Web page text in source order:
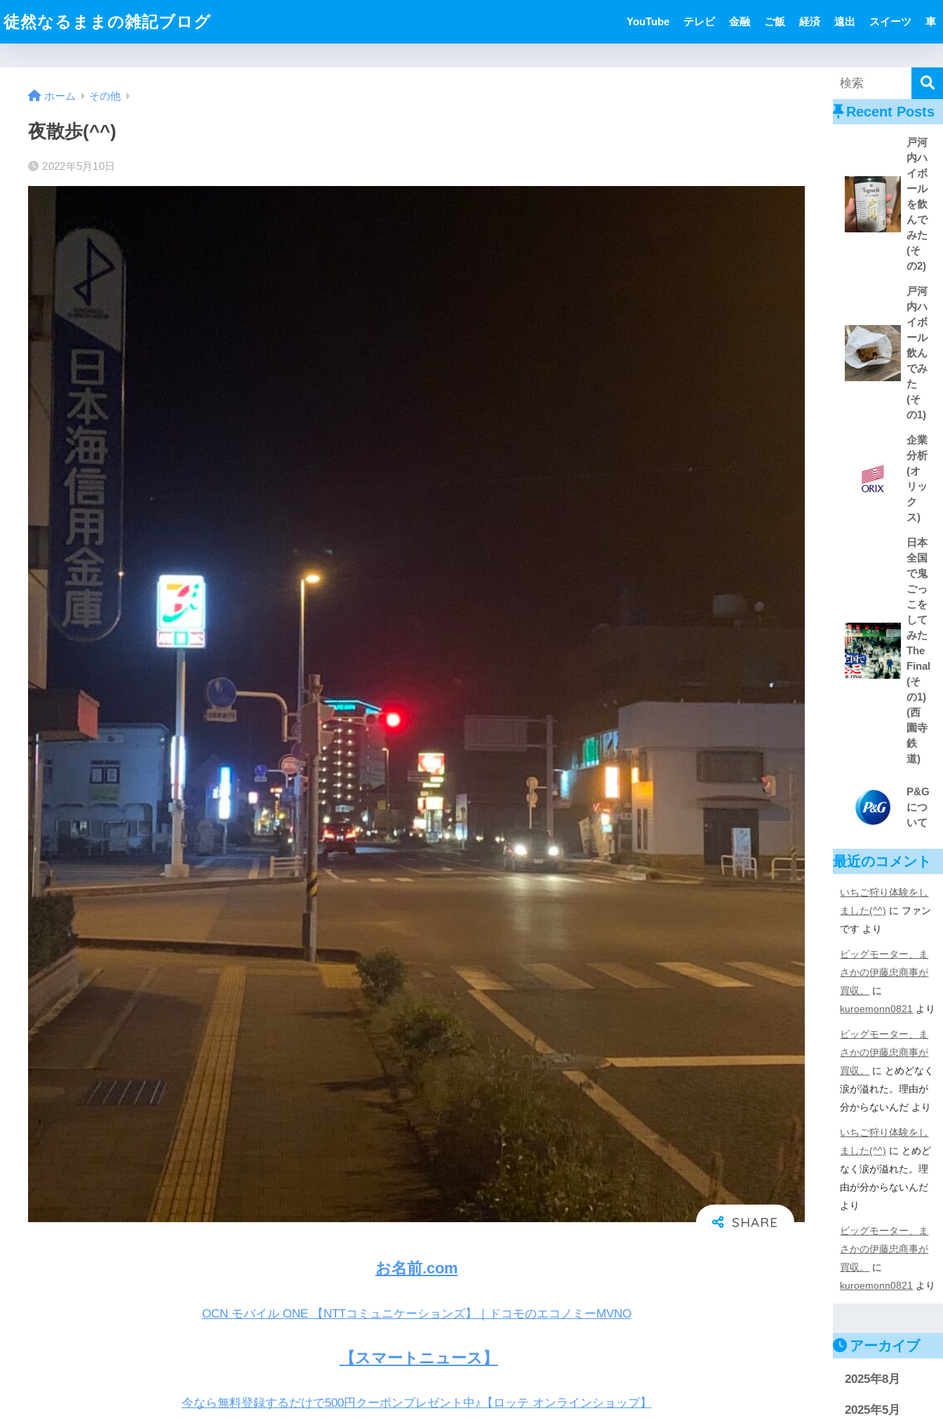
徒然なるままの雑記ブログ YouTube テレビ 金融 ご飯 経済 遠出 スイーツ 車
ホーム その他
夜散歩(^^)
2022年5月10日
お名前.com
OCN モバイル ONE 【NTTコミュニケーションズ】｜ドコモのエコノミーMVNO
【スマートニュース】
今なら無料登録するだけで500円クーポンプレゼント中♪【ロッテ オンラインショップ】
Recent Posts
戸河
内ハ
イボ
ール
を飲
んで
みた
(そ
の2)
戸河
内ハ
イボ
ール
飲ん
でみ
た
(そ
の1)
企業
分析
(オ
リッ
ク
ス)
日本
全国
で鬼
ごっ
こを
して
みた
The
Final
(そ
の1)
(西
園寺
鉄
道)
P&G
につ
いて
最近のコメント
いちご狩り体験をし
ました(^^) に ファン
です より
ビッグモーター、ま
さかの伊藤忠商事が
買収。
に
kuroemonn0821 より
ビッグモーター、ま
さかの伊藤忠商事が
買収。
に とめどなく
涙が溢れた。理由が
分からないんだ より
いちご狩り体験をし
ました(^^) に とめど
なく涙が溢れた。理
由が分からないんだ
より
ビッグモーター、ま
さかの伊藤忠商事が
買収。
に
kuroemonn0821 より
アーカイブ
2025年8月
2025年5月